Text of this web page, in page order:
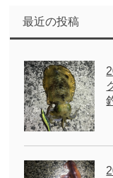
最近の投稿